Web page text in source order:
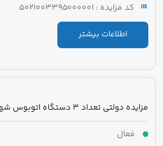
کد مزایده : 5021003395000001
اطلاعات بیشتر
مزایده دولتی تعداد 3 دستگاه اتوبوس شهری شهاب
فعال